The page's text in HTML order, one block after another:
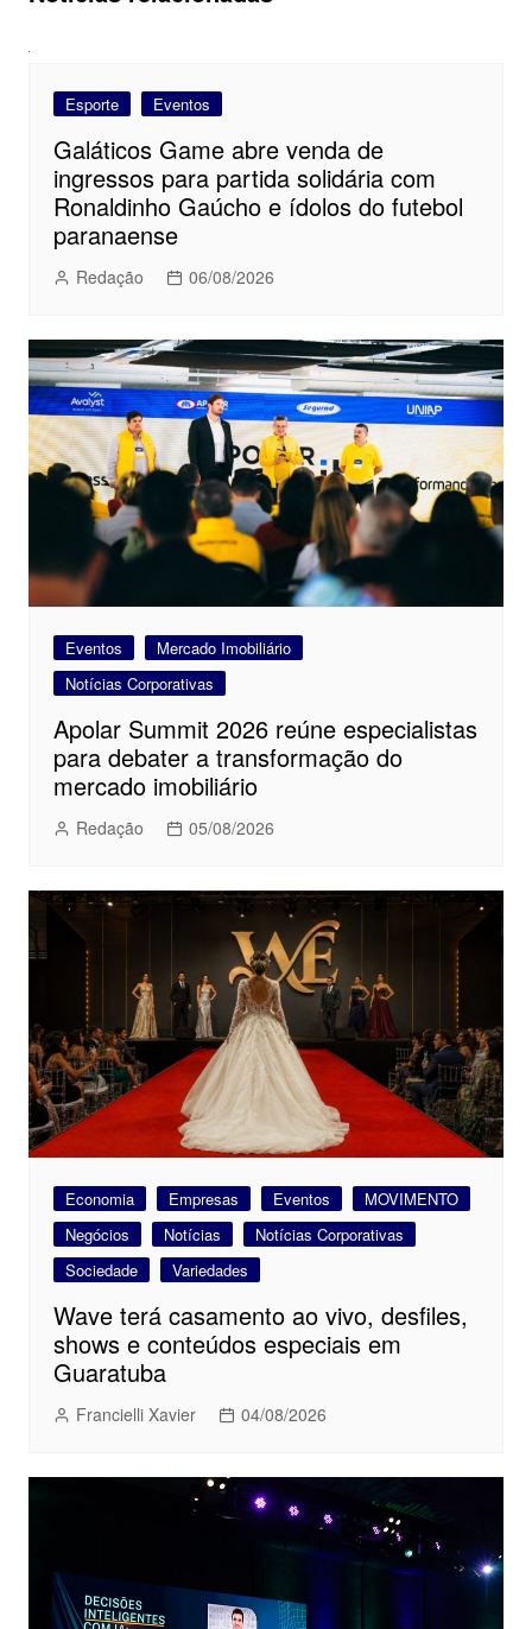
Esporte Eventos
Galáticos Game abre venda de
ingressos para partida solidária com
Ronaldinho Gaúcho e ídolos do futebol
paranaense
Redação 06/08/2026
Eventos
Mercado Imobiliário
Notícias Corporativas
Apolar Summit 2026 reúne especialistas
para debater a transformação do
mercado imobiliário
Redação 05/08/2026
Economia Empresas Eventos
MOVIMENTO
Negócios
Notícias
Notícias Corporativas
Sociedade
Variedades
Wave terá casamento ao vivo, desfiles,
shows e conteúdos especiais em
Guaratuba
Francielli Xavier 04/08/2026